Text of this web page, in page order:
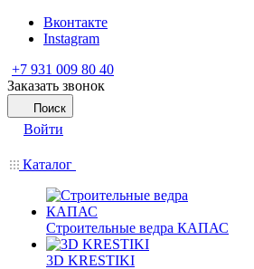
Вконтакте
Instagram
+7 931 009 80 40
Заказать звонок
Поиск
Войти
Каталог
Строительные ведра КАПАС
3D KRESTIKI